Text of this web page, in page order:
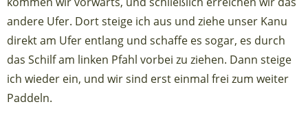
andere Ufer. Dort steige ich aus und ziehe unser Kanu
direkt am Ufer entlang und schaffe es sogar, es durch
das Schilf am linken Pfahl vorbei zu ziehen. Dann steige
ich wieder ein, und wir sind erst einmal frei zum weiter
Paddeln.